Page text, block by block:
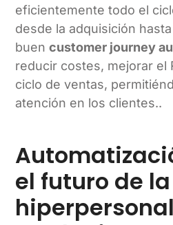
eficientemente todo el
desde la adquisición
buencustomer journey
reducir costes, mejorar el
ciclo de ventas,
atención en los clientes..
el futuro de la